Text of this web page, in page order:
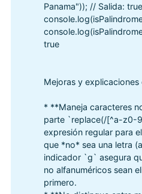
Panama")); // Salida: true
true
Mejoras y explicaciones
* **Maneja caracteres
parte `replace(/[^a-z0-
expresión regular para
que *no* sea una letra
indicador `g` asegura
no alfanuméricos sean
primero.